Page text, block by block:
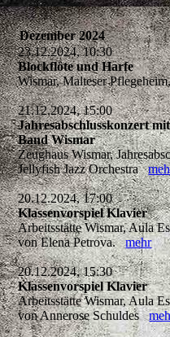
Dezember 2024
23.12.2024, 10:30
Blockflöte und Harfe
Wismar, Malteser
21.12.2024, 15:00
Jahresabschlusskonzert
Band Wismar
Zeughaus Wismar,
Jellyfish Jazz Orchestra
20.12.2024, 17:00
Klassenvorspiel Klavier
Arbeitsstätte Wismar, Aula
von Elena Petrova.mehr
20.12.2024, 15:30
Klassenvorspiel Klavier
Arbeitsstätte Wismar, Aula
von Annerose Schuldes